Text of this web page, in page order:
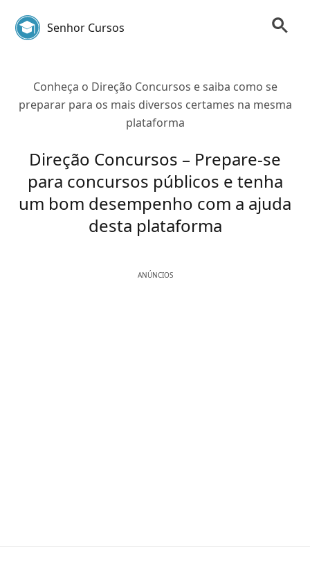
Senhor Cursos
Conheça o Direção Concursos e saiba como se
preparar para os mais diversos certames na mesma
plataforma
Direção Concursos – Prepare-se
para concursos públicos e tenha
um bom desempenho com a ajuda
desta plataforma
ANÚNCIOS